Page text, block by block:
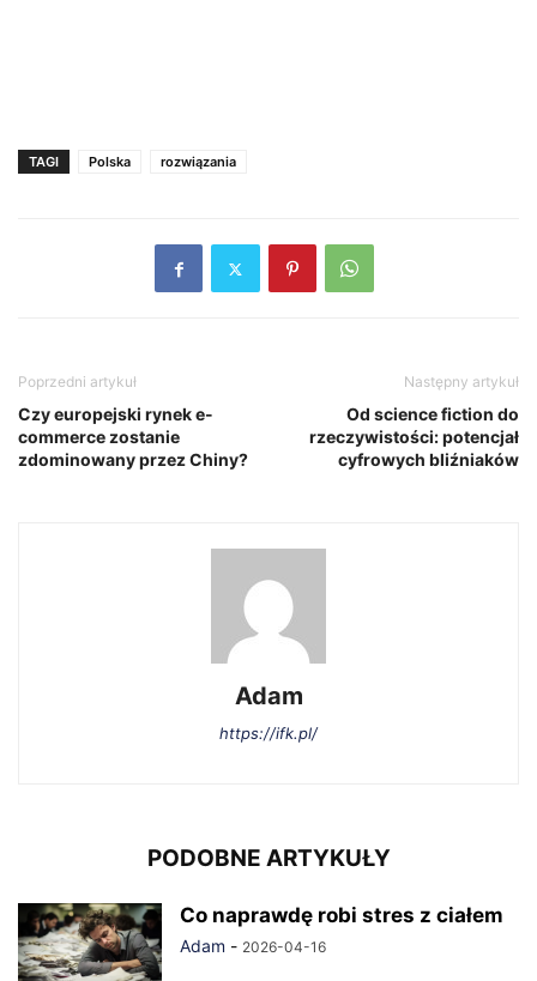
TAGI Polska rozwiązania
Poprzedni artykuł
Czy europejski rynek e-
commerce zostanie
zdominowany przez Chiny?
Następny artykuł
Od science fiction do
rzeczywistości: potencjał
cyfrowych bliźniaków
Adam
https://ifk.pl/
PODOBNE ARTYKUŁY
Co naprawdę robi stres z ciałem
Adam - 2026-04-16